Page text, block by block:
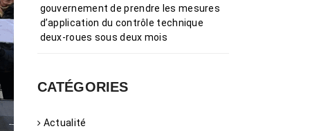
gouvernement de prendre les mesures
d’application du contrôle technique
deux-roues sous deux mois
CATÉGORIES
Actualité